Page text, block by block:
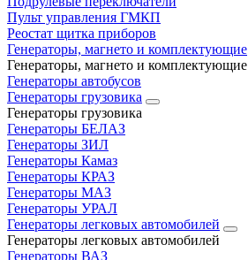
Пульт управления ГМКП
Реостат щитка приборов
Генераторы, магнето и комплектующие
Генераторы, магнето и комплектующие
Генераторы автобусов
Генераторы грузовика
Генераторы грузовика
Генераторы БЕЛАЗ
Генераторы ЗИЛ
Генераторы Камаз
Генераторы КРАЗ
Генераторы МАЗ
Генераторы УРАЛ
Генераторы легковых автомобилей
Генераторы легковых автомобилей
Генераторы ВАЗ